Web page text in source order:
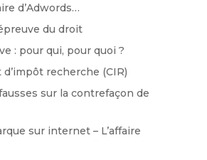
d’Adwords…
du droit
: pour qui, pour quoi ?
recherche (CIR)
sur la contrefaçon de
sur internet – L’affaire